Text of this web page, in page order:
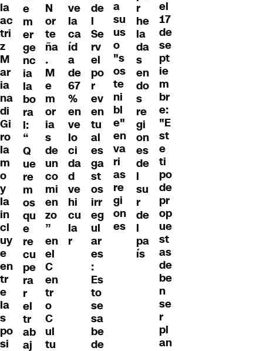
la
ac
tri
z
M
ar
ia
na
di
Gi
ro
la
m
o
y
la
in
cl
uy
e
en
tr
e
la
s
po
si
e
m
er
ge
nc
ia
la
bo
ra
l:
“
Q
ue
re
m
os
qu
e
re
cu
pe
ra
r
el
tr
ab
aj
N
or
te
ña
.
M
e
m
or
ia
s
de
un
co
mi
en
zo
”
en
el
C
en
tr
o
C
ul
tu
ve
la
ca
íd
a
de
67
%
en
ve
lo
ci
da
d
ve
hi
cu
la
r
de
l
Se
rv
el
po
r
ev
en
tu
al
es
ga
st
os
irr
eg
ul
ar
es
:
Es
to
se
sa
be
de
a
su
us
o
"s
os
te
ni
bl
e"
en
va
ri
as
re
gi
on
es
r
he
la
da
s
en
do
s
re
gi
on
es
de
l
su
r
de
l
pa
ís
el
17
de
se
pt
ie
m
br
e:
"E
st
e
ti
po
de
pr
op
ue
st
as
de
be
n
se
r
pl
an